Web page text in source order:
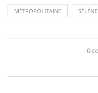
MÉTROPOLITAINE SÉLÈNE
0